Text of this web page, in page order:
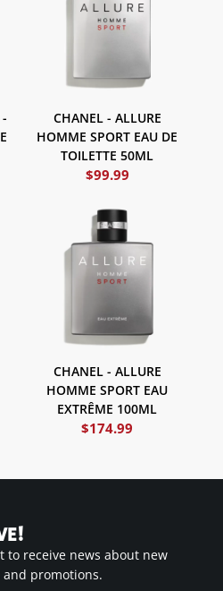
CHANEL - ALLURE
HOMME SPORT EAU DE
TOILETTE 50ML
$99.99
CHANEL - ALLURE
HOMME SPORT EAU
EXTRÊME 100ML
$174.99
to receive news about new
and promotions.